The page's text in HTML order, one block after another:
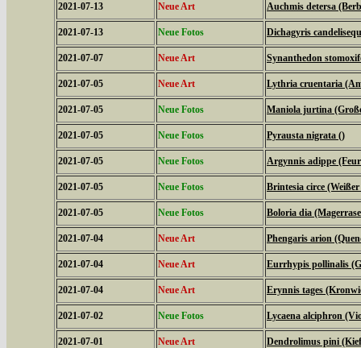
2021-07-13 Neue Art Auchmis detersa
2021-07-13 Neue Fotos Dichagyris
2021-07-07 Neue Art Synanthedon
2021-07-05 Neue Art Lythria cruentaria
2021-07-05 Neue Fotos Maniola jurtina
2021-07-05 Neue Fotos Pyrausta nigrata ()
2021-07-05 Neue Fotos Argynnis adippe
2021-07-05 Neue Fotos Brintesia circe
2021-07-05 Neue Fotos Boloria dia
2021-07-04 Neue Art Phengaris arion
2021-07-04 Neue Art Eurrhypis pollinalis
2021-07-04 Neue Art Erynnis tages
2021-07-02 Neue Fotos Lycaena alciphron
2021-07-01 Neue Art Dendrolimus pini